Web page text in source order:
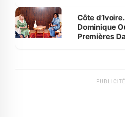
Côte
Dominique
Premières
PUBLICITÉ